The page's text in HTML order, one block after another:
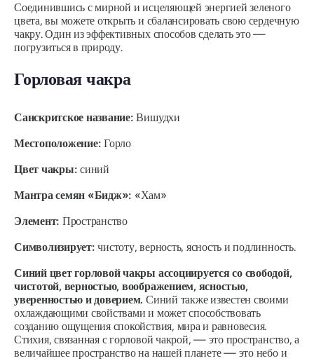
Соединившись с мирной и исцеляющей энергией зеленого
цвета, вы можете открыть и сбалансировать свою сердечную
чакру. Один из эффективных способов сделать это —
погрузиться в природу.
Горловая чакра
Санскритское название: Вишудхи
Местоположение: Горло
Цвет чакры: синий
Мантра семян «Бидж»: «Хам»
Элемент: Пространство
Символизирует:чистоту, верность, ясность и подлинность.
Синий цвет горловой чакры ассоциируется со свободой,
чистотой, верностью, воображением, ясностью,
уверенностью и доверием. Синий также известен своими
охлаждающими свойствами и может способствовать
созданию ощущения спокойствия, мира и равновесия.
Стихия, связанная с горловой чакрой, — это пространство, а
величайшее пространство на нашей планете — это небо и